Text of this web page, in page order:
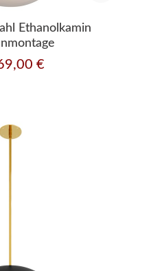
Ethanolkamin
Preis:
€